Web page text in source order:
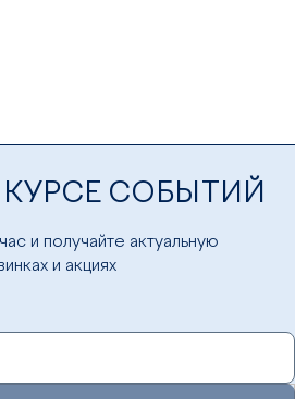
КУРСЕ СОБЫТИЙ
и получайте актуальную
и акциях